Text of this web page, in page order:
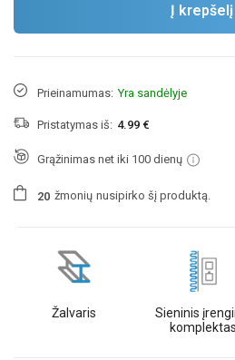
Į krepšelį
Prieinamumas: Yra sandėlyje
Pristatymas iš: 4.99 €
Grąžinimas net iki 100 dienų
20 žmonių nusipirko šį produktą.
Žalvaris
Sieninis
komplektas